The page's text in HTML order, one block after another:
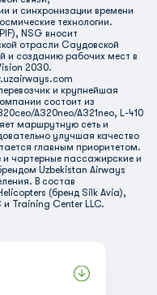
и синхронизации времени
технологии.
NSG вносит
отрасли Саудовской
и созданию рабочих мест в
2030.
и крупнейшая
состоит из
A320neo/A321neo, L-410
маршрутную сеть и
улучшая качество
главным приоритетом.
и чартерные пассажирские и
Uzbekistan Airways
В состав
(бренд Silk Avia),
Training Center LLC.